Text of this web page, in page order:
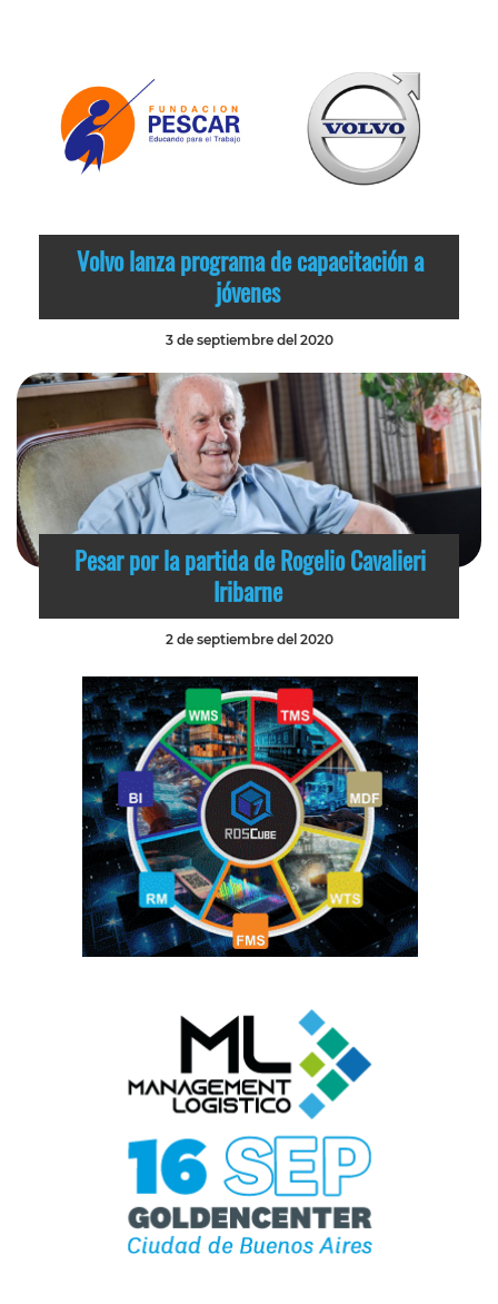
Volvo lanza programa de capacitación a
jóvenes
3 de septiembre del 2020
Pesar por la partida de Rogelio Cavalieri
Iribarne
2 de septiembre del 2020